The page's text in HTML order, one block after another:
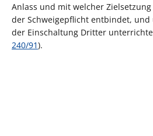
Anlass und mit welcher
der Schweigepflicht entbindet,
der Einschaltung Dritter
240/91).